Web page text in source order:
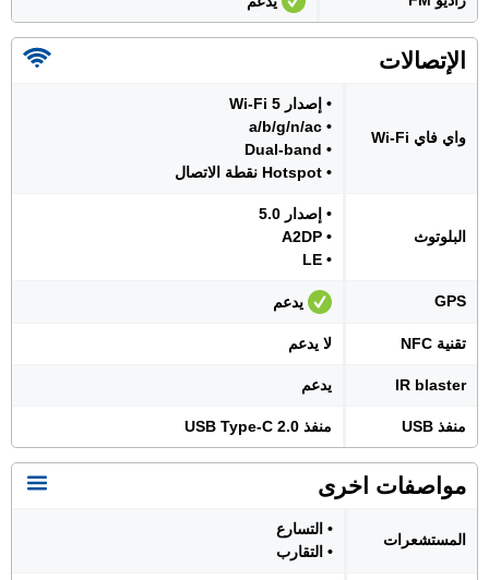
الإتصالات
واي فاي Wi-Fi
• إصدار Wi-Fi 5
• a/b/g/n/ac
• Dual-band
• Hotspot نقطة الاتصال
البلوتوث
• إصدار 5.0
• A2DP
• LE
GPS يدعم
تقنية NFC لا يدعم
IR blaster يدعم
منفذ USB منفذ USB Type-C 2.0
مواصفات اخرى
المستشعرات
• التسارع
• التقارب